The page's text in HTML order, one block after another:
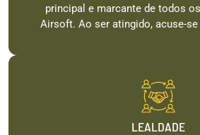
principal e marcante de todos
Airsoft. Ao ser atingido, acuse-se
LEALDADE